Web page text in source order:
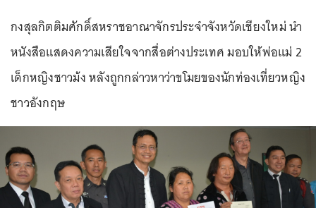
กงสุลกิตติมศักดิ์สหราชอาณาจักรประจำจังหวัดเชียงใหม่ นำ
หนังสือแสดงความเสียใจจากสื่อต่างประเทศ มอบให้พ่อแม่ 2
เด็กหญิงชาวม้ง หลังถูกกล่าวหาว่าขโมยของนักท่องเที่ยวหญิง
ชาวอังกฤษ